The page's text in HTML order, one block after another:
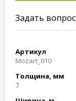
Задать вопрос
Артикул
Mozart_010
Толщина, мм
7